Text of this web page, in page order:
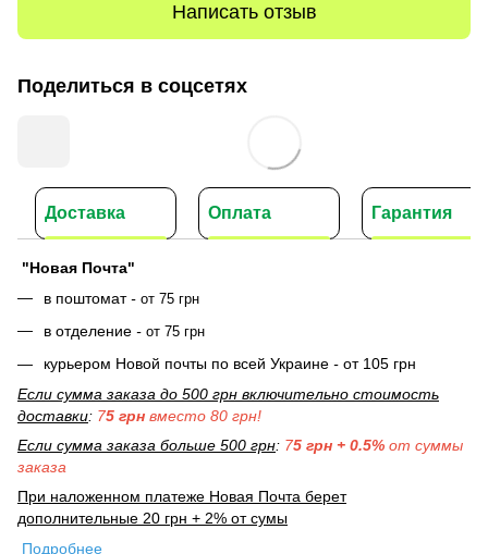
Написать отзыв
Поделиться в соцсетях
Доставка Оплата Гарантия
"Новая Почта"
в поштомат- от 75 грн
в отделение - от 75 грн
курьером Новой почты по всей Украине - от 105 грн
Если сумма заказа до 500 грн включительно стоимость
доставки: 75 грн вместо 80 грн!
Если сумма заказа больше 500 грн: 75 грн + 0.5% от суммы
заказа
При наложенном платеже Новая Почта берет
дополнительные 20 грн + 2% от сумы
Подробнее